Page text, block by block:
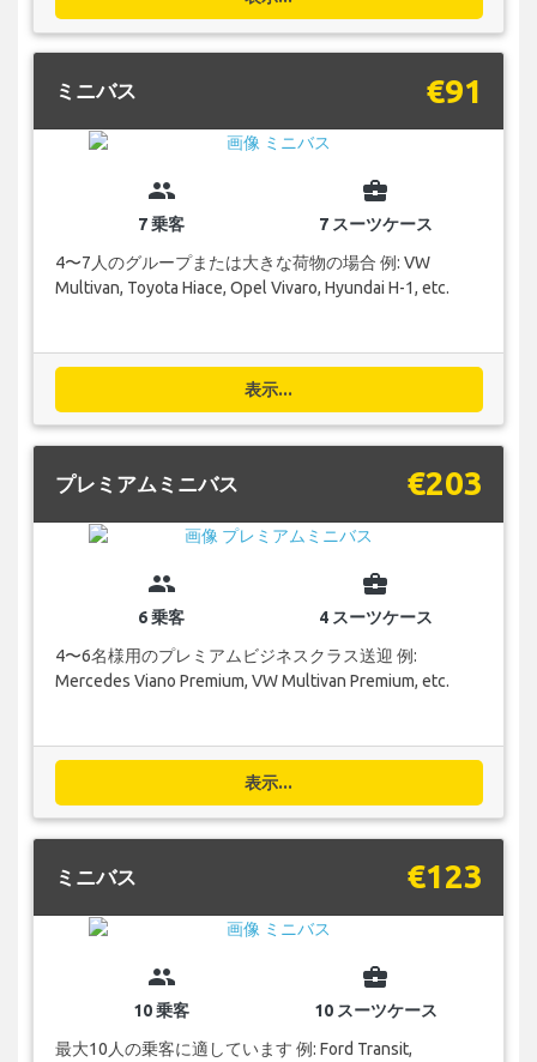
ミニバス €91
group
7 乗客
business_center
7 スーツケース
4〜7人のグループまたは大きな荷物の場合 例: VW
Multivan, Toyota Hiace, Opel Vivaro, Hyundai H-1, etc.
表示...
プレミアムミニバス €203
group
6 乗客
business_center
4 スーツケース
4〜6名様用のプレミアムビジネスクラス送迎 例:
Mercedes Viano Premium, VW Multivan Premium, etc.
表示...
ミニバス €123
group
10 乗客
business_center
10 スーツケース
最大10人の乗客に適しています 例: Ford Transit,